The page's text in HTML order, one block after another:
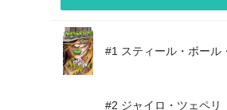
#1 スティール・ボー
#2 ジャイロ・ツェペリ